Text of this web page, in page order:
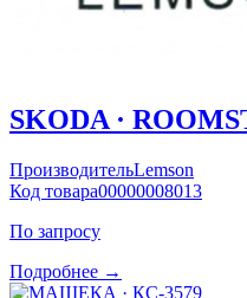
SKODA ·
ПроизводительLemson
Код товара00000008013
По запросу
Подробнее →